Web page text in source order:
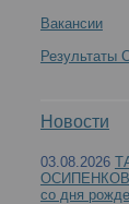
12 – 13
Вакансии
Результаты
Новости
03.08.2026
со дня